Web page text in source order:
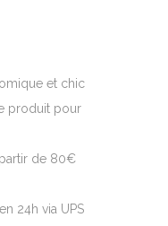
et chic
produit pour
de 80€
24h via UPS